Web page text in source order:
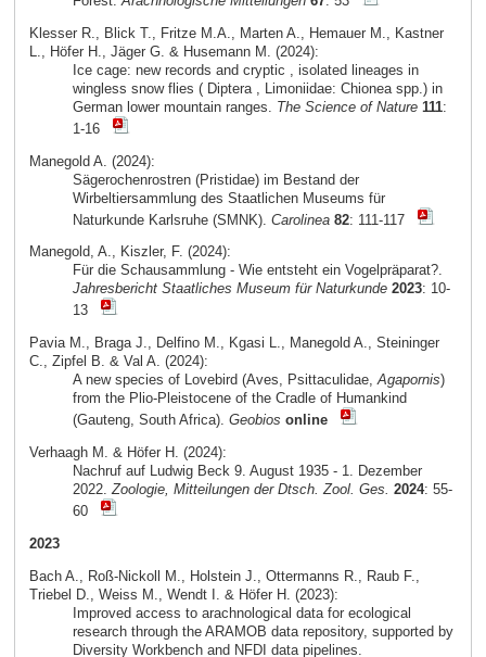
Klesser R., Blick T., Fritze M.A., Marten A., Hemauer M., Kastner
L., Höfer H., Jäger G. & Husemann M. (2024):
Ice cage: new records and cryptic , isolated lineages in
wingless snow flies ( Diptera , Limoniidae: Chionea spp.) in
German lower mountain ranges. The Science of Nature 111:
1-16
Manegold A. (2024):
Sägerochenrostren (Pristidae) im Bestand der
Wirbeltiersammlung des Staatlichen Museums für
Naturkunde Karlsruhe (SMNK). Carolinea 82: 111-117
Manegold, A., Kiszler, F. (2024):
Für die Schausammlung - Wie entsteht ein Vogelpräparat?.
Jahresbericht Staatliches Museum für Naturkunde 2023: 10-
13
Pavia M., Braga J., Delfino M., Kgasi L., Manegold A., Steininger
C., Zipfel B. & Val A. (2024):
A new species of Lovebird (Aves, Psittaculidae,Agapornis)
from the Plio-Pleistocene of the Cradle of Humankind
(Gauteng, South Africa). Geobios online
Verhaagh M. & Höfer H. (2024):
Nachruf auf Ludwig Beck 9. August 1935 - 1. Dezember
2022. Zoologie, Mitteilungen der Dtsch. Zool. Ges. 2024: 55-
60
2023
Bach A., Roß-Nickoll M., Holstein J., Ottermanns R., Raub F.,
Triebel D., Weiss M., Wendt I. & Höfer H. (2023):
Improved access to arachnological data for ecological
research through the ARAMOB data repository, supported by
Diversity Workbench and NFDI data pipelines.